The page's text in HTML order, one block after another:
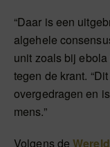
“Daar is een
algehele
unit zoals bij
tegen de krant.
overgedragen en
mens.”
Volgens de